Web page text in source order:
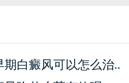
期白癜风可以怎么治..